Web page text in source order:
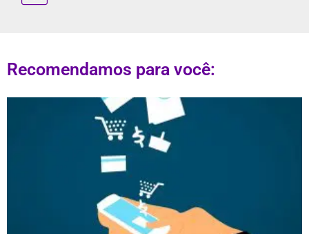
Recomendamos para você: